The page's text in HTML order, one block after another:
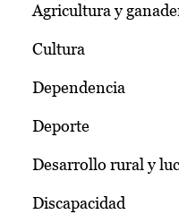
Agricultura y
Cultura
Dependencia
Deporte
Desarrollo rural y
Discapacidad